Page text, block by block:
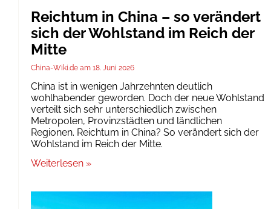
Reichtum in China – so verändert
sich der Wohlstand im Reich der
Mitte
China-Wiki.de 18. Juni 2026
China ist in wenigen Jahrzehnten deutlich
wohlhabender geworden. Doch der neue Wohlstand
verteilt sich sehr unterschiedlich zwischen
Metropolen, Provinzstädten und ländlichen
Regionen. Reichtum in China? So verändert sich der
Wohlstand im Reich der Mitte.
Weiterlesen »